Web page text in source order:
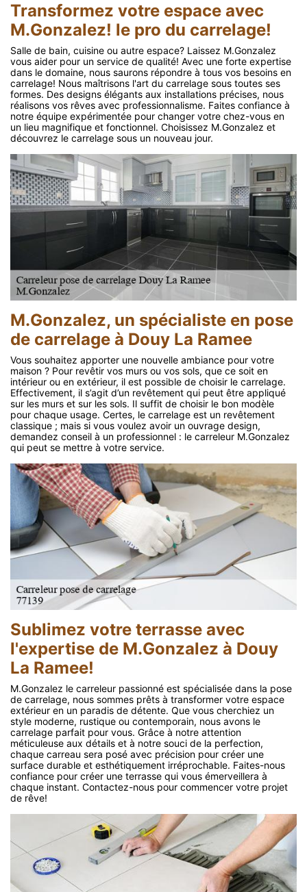
Transformez votre espace avec
M.Gonzalez! le pro du carrelage!
Salle de bain, cuisine ou autre espace? Laissez M.Gonzalez
vous aider pour un service de qualité! Avec une forte expertise
dans le domaine, nous saurons répondre à tous vos besoins en
carrelage! Nous maîtrisons l'art du carrelage sous toutes ses
formes. Des designs élégants aux installations précises, nous
réalisons vos rêves avec professionnalisme. Faites confiance à
notre équipe expérimentée pour changer votre chez-vous en
un lieu magnifique et fonctionnel. Choisissez M.Gonzalez et
découvrez le carrelage sous un nouveau jour.
M.Gonzalez, un spécialiste en pose
de carrelage à Douy La Ramee
Vous souhaitez apporter une nouvelle ambiance pour votre
maison ? Pour revêtir vos murs ou vos sols, que ce soit en
intérieur ou en extérieur, il est possible de choisir le carrelage.
Effectivement, il s’agit d’un revêtement qui peut être appliqué
sur les murs et sur les sols. Il suffit de choisir le bon modèle
pour chaque usage. Certes, le carrelage est un revêtement
classique ; mais si vous voulez avoir un ouvrage design,
demandez conseil à un professionnel : le carreleur M.Gonzalez
qui peut se mettre à votre service.
Sublimez votre terrasse avec
l'expertise de M.Gonzalez à Douy
La Ramee!
M.Gonzalez le carreleur passionné est spécialisée dans la pose
de carrelage, nous sommes prêts à transformer votre espace
extérieur en un paradis de détente. Que vous cherchiez un
style moderne, rustique ou contemporain, nous avons le
carrelage parfait pour vous. Grâce à notre attention
méticuleuse aux détails et à notre souci de la perfection,
chaque carreau sera posé avec précision pour créer une
surface durable et esthétiquement irréprochable. Faites-nous
confiance pour créer une terrasse qui vous émerveillera à
chaque instant. Contactez-nous pour commencer votre projet
de rêve!